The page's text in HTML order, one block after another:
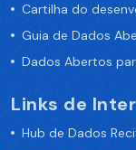
Cartilha do
Guia de Dados
Dados Abertos
Links de
Hub de Dados